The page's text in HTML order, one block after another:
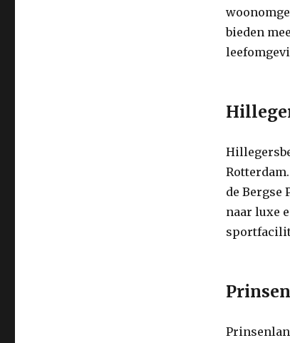
bieden
de Bergse
naar luxe